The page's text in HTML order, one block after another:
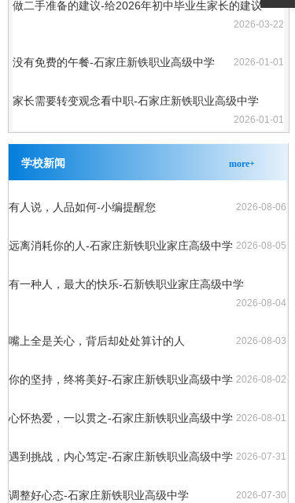
做二手准备的建议-给2026年初中毕业生家长的建议
2026-03-22
没有免费的午餐-​石家庄新铁职业高级中学 2026-01-01
家长需要转变观念看中职-石家庄新铁职业高级中学
2026-01-01
学校新闻 more+
有人说，人品如何-小编提醒您 2026-08-06
远离消耗你的人-石家庄新铁职业家庄高级中学 2026-08-05
有一种人，最大的快乐-石新铁职业家庄高级中学
2026-08-04
嘴上全是关心，背后却处处算计的人 2026-08-03
你的坚持，终将美好-石家庄新铁职业高级中学 2026-08-02
心怀热爱，一以贯之-石家庄新铁职业高级中学 2026-08-01
遇到挑战，内心笃定-石家庄新铁职业高级中学 2026-07-31
调整好心态-石家庄新铁职业高级中学 2026-07-30